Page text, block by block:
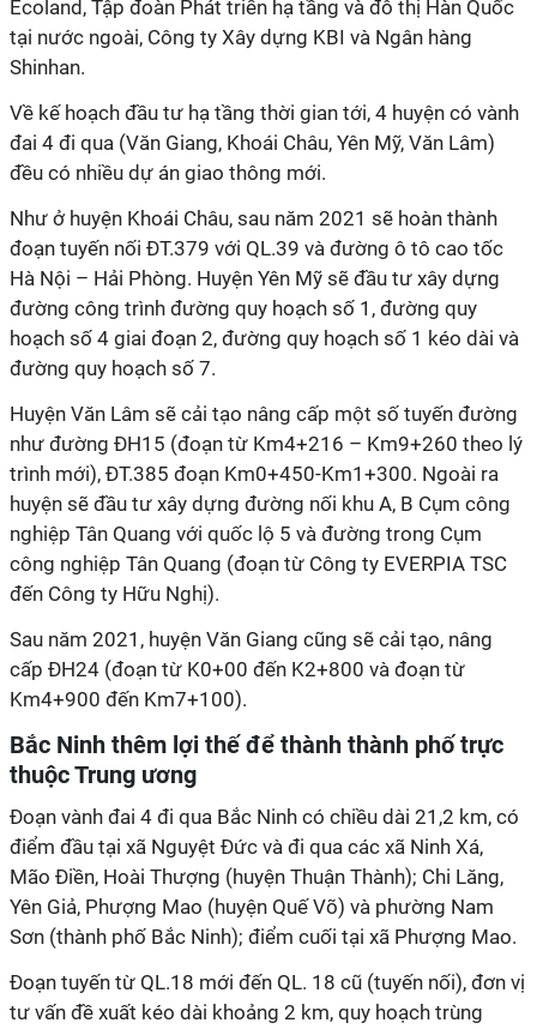
Ecoland, Tập đoàn Phát triển hạ tầng và đô thị Hàn Quốc
tại nước ngoài, Công ty Xây dựng KBI và Ngân hàng
Shinhan.
Về kế hoạch đầu tư hạ tầng thời gian tới, 4 huyện có vành
đai 4 đi qua (Văn Giang, Khoái Châu, Yên Mỹ, Văn Lâm)
đều có nhiều dự án giao thông mới.
Như ở huyện Khoái Châu, sau năm 2021 sẽ hoàn thành
đoạn tuyến nối ĐT.379 với QL.39 và đường ô tô cao tốc
Hà Nội – Hải Phòng. Huyện Yên Mỹ sẽ đầu tư xây dựng
đường công trình đường quy hoạch số 1, đường quy
hoạch số 4 giai đoạn 2, đường quy hoạch số 1 kéo dài và
đường quy hoạch số 7.
Huyện Văn Lâm sẽ cải tạo nâng cấp một số tuyến đường
như đường ĐH15 (đoạn từ Km4+216 – Km9+260 theo lý
trình mới), ĐT.385 đoạn Km0+450-Km1+300. Ngoài ra
huyện sẽ đầu tư xây dựng đường nối khu A, B Cụm công
nghiệp Tân Quang với quốc lộ 5 và đường trong Cụm
công nghiệp Tân Quang (đoạn từ Công ty EVERPIA TSC
đến Công ty Hữu Nghị).
Sau năm 2021, huyện Văn Giang cũng sẽ cải tạo, nâng
cấp ĐH24 (đoạn từ K0+00 đến K2+800 và đoạn từ
Km4+900 đến Km7+100).
Bắc Ninh thêm lợi thế để thành thành phố trực
thuộc Trung ương
Đoạn vành đai 4 đi qua Bắc Ninh có chiều dài 21,2 km, có
điểm đầu tại xã Nguyệt Đức và đi qua các xã Ninh Xá,
Mão Điền, Hoài Thượng (huyện Thuận Thành); Chi Lăng,
Yên Giả, Phượng Mao (huyện Quế Võ) và phường Nam
Sơn (thành phố Bắc Ninh); điểm cuối tại xã Phượng Mao.
Đoạn tuyến từ QL.18 mới đến QL. 18 cũ (tuyến nối), đơn vị
tư vấn đề xuất kéo dài khoảng 2 km, quy hoạch trùng